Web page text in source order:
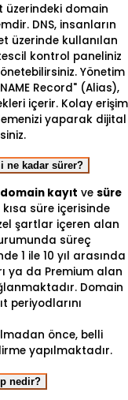
üzerindeki domain
DNS, insanların
üzerinde kullanılan
kontrol paneliniz
Yönetim
Record" (Alias),
içerir. Kolay erişim
yaparak dijital
ne kadar sürer?
domain kayıt ve süre
süre içerisinde
şartlar içeren alan
süreç
1 ile 10 yıl arasında
ya da Premium alan
Domain
periyodlarını
önce, belli
yapılmaktadır.
nedir?